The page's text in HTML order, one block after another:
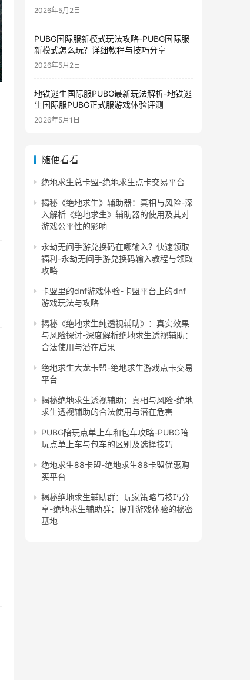
2026年5月2日
PUBG国际服新模式玩法攻略-PUBG国际服
新模式怎么玩？详细教程与技巧分享
2026年5月2日
地铁逃生国际服PUBG最新玩法解析-地铁逃
生国际服PUBG正式服游戏体验评测
2026年5月1日
随便看看
绝地求生总卡盟-绝地求生点卡交易平台
揭秘《绝地求生》辅助器：真相与风险-深
入解析《绝地求生》辅助器的使用及其对
游戏公平性的影响
永劫无间手游兑换码在哪输入？快速领取
福利-永劫无间手游兑换码输入教程与领取
攻略
卡盟里的dnf游戏体验-卡盟平台上的dnf
游戏玩法与攻略
揭秘《绝地求生纯透视辅助》：真实效果
与风险探讨-深度解析绝地求生透视辅助：
合法使用与潜在后果
绝地求生大龙卡盟-绝地求生游戏点卡交易
平台
揭秘绝地求生透视辅助：真相与风险-绝地
求生透视辅助的合法使用与潜在危害
PUBG陪玩点单上车和包车攻略-PUBG陪
玩点单上车与包车的区别及选择技巧
绝地求生88卡盟-绝地求生88卡盟优惠购
买平台
揭秘绝地求生辅助群：玩家策略与技巧分
享-绝地求生辅助群：提升游戏体验的秘密
基地